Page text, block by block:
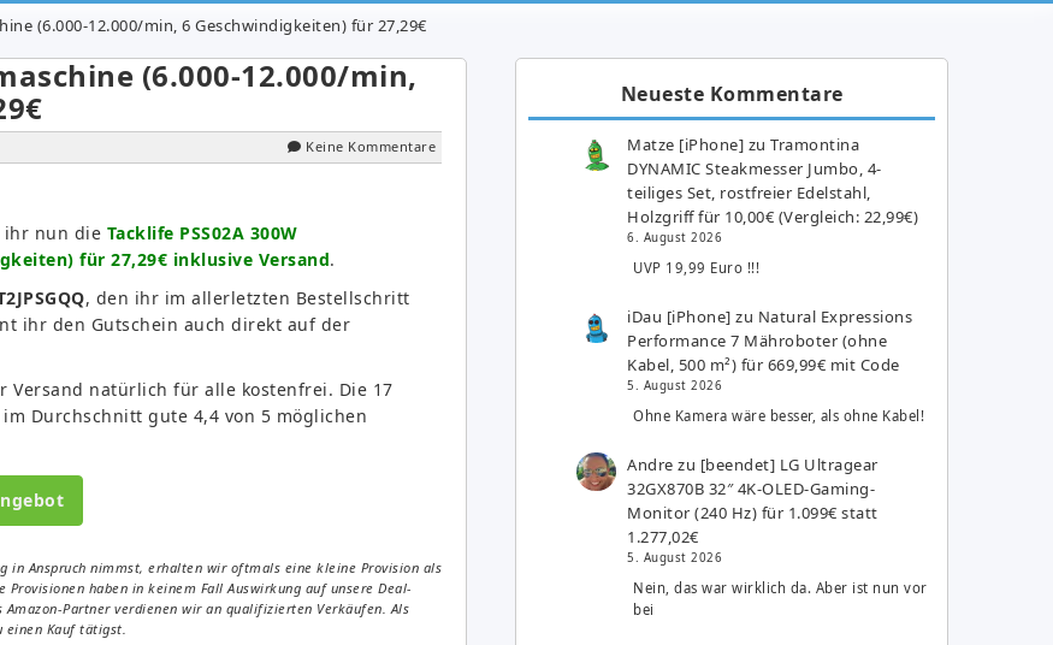
(6.000-12.000/min, 6 Geschwindigkeiten) für 27,29€
(6.000-12.000/min,
Keine Kommentare
ihr nun die Tacklife PSS02A 300W
für 27,29€ inklusive Versand.
, den ihr im allerletzten Bestellschritt
ihr den Gutschein auch direkt auf der
Versand natürlich für alle kostenfrei. Die 17
Durchschnitt gute 4,4 von 5 möglichen
in Anspruch nimmst, erhalten wir oftmals eine kleine Provision als
haben in keinem Fall Auswirkung auf unsere Deal-
Partner verdienen wir an qualifizierten Verkäufen. Als
einen Kauf tätigst.
Neueste Kommentare
Matze [iPhone] zuTramontina
DYNAMIC Steakmesser Jumbo, 4-
teiliges Set, rostfreier Edelstahl,
Holzgriff für 10,00€ (Vergleich: 22,99€)
6. August 2026
UVP 19,99 Euro !!!
iDau [iPhone] zu Natural Expressions
Performance 7 Mähroboter (ohne
Kabel, 500 m²) für 669,99€ mit Code
5. August 2026
Ohne Kamera wäre besser, als ohne Kabel!
Andre zu [beendet] LG Ultragear
32GX870B 32″ 4K-OLED-Gaming-
Monitor (240 Hz) für 1.099€ statt
1.277,02€
5. August 2026
Nein, das war wirklich da. Aber ist nun vor
bei